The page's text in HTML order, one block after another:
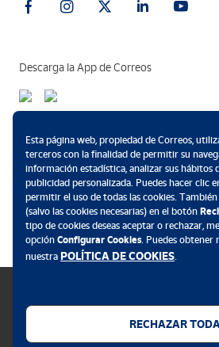
Descarga la App de Correos
Política de cookies
Esta página web, propiedad de Correos,
terceros con la finalidad de permitir su
información estadística, analizar sus hábitos
publicidad personalizada. Puedes hacer clic
permitir el uso de todas las cookies.
(salvo las cookies necesarias) en el botón
tipo de cookies deseas aceptar o rechazar,
opción Configurar Cookies. Puedes obtener
nuestra POLÍTICA DE COOKIES.
RECHAZAR